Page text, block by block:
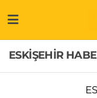
ESKİŞEHİR
GÜNDEM
Hakkımızda
Odunpazarı